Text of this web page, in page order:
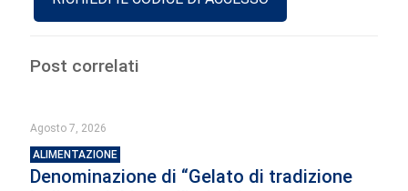
Post correlati
Agosto 7, 2026
ALIMENTAZIONE
Denominazione di “Gelato di tradizione